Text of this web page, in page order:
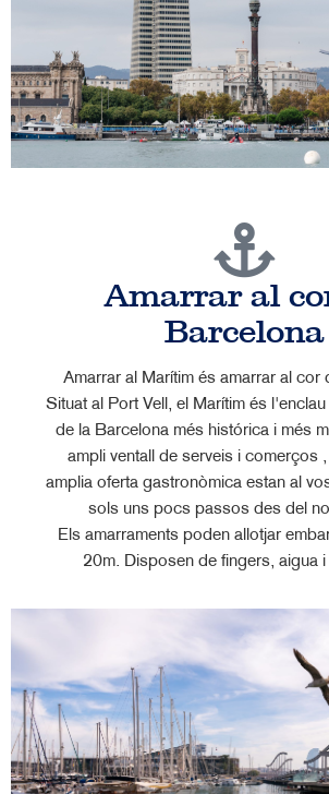
Amarrar al
Barcelona
Amarrar al Marítim és amarrar al cor
Situat al Port Vell, el Marítim és
de la Barcelona més histórica i més
ampli ventall de serveis i comerços
amplia oferta gastronòmica estan al
sols uns pocs passos des del
Els amarraments poden allotjar
20m. Disposen de fingers, aigua i